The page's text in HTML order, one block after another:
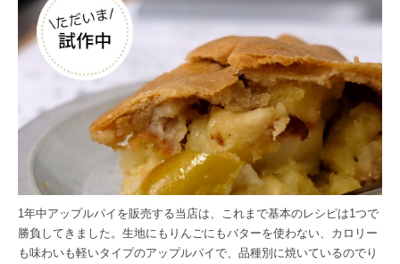
1年中アップルパイを販売する当店は、これまで基本のレシピは1つで
勝負してきました。生地にもりんごにもバターを使わない、カロリー
も味わいも軽いタイプのアップルパイで、品種別に焼いているのでり